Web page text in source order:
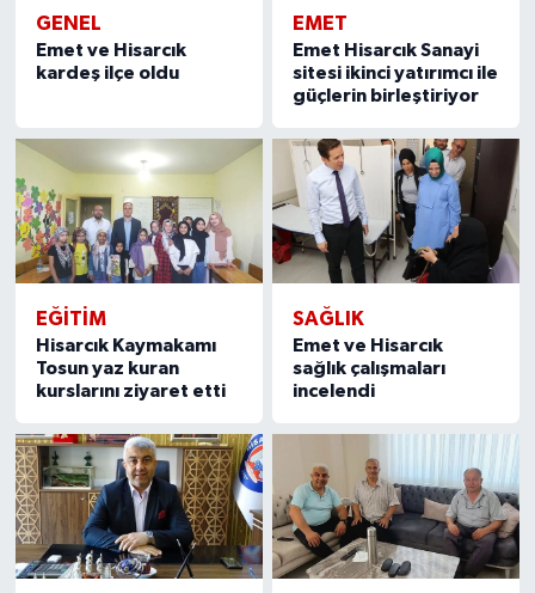
GENEL
Emet ve Hisarcık
kardeş ilçe oldu
EMET
Emet Hisarcık Sanayi
sitesi ikinci yatırımcı ile
güçlerin birleştiriyor
EĞITIM
Hisarcık Kaymakamı
Tosun yaz kuran
kurslarını ziyaret etti
SAĞLIK
Emet ve Hisarcık
sağlık çalışmaları
incelendi